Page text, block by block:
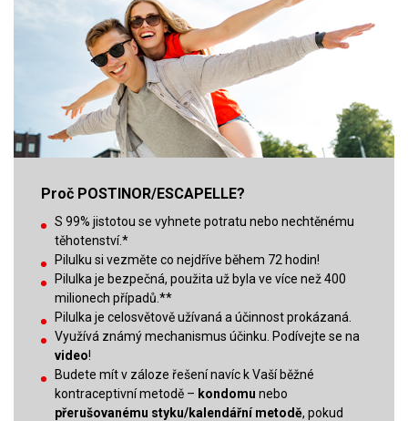
Proč POSTINOR/ESCAPELLE?
S 99% jistotou se vyhnete potratu nebo nechtěnému
těhotenství.*
Pilulku si vezměte co nejdříve během 72 hodin!
Pilulka je bezpečná, použita už byla ve více než 400
milionech případů.**
Pilulka je celosvětově užívaná a účinnost prokázaná.
Využívá známý mechanismus účinku. Podívejte se na
video!
Budete mít v záloze řešení navíc k Vaší běžné
kontraceptivní metodě – kondomu nebo
přerušovanému styku/kalendářní metodě, pokud